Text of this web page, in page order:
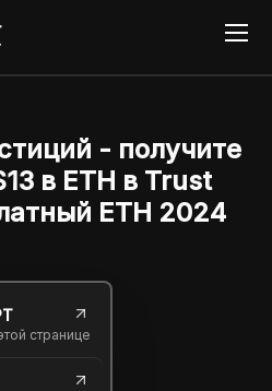
- получите
в ETH в Trust
ETH 2024
странице